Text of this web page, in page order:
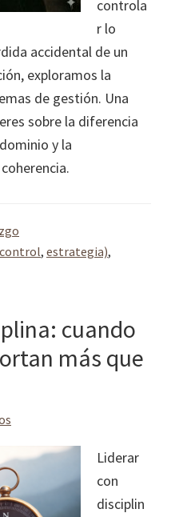
controla
r lo
accidental de un
exploramos la
de gestión. Una
sobre la diferencia
y la
control, estrategia),
cuando
más que
Liderar
con
disciplin